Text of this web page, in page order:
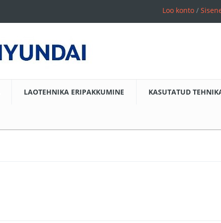
Loo konto/
LAOTEHNIKA ERIPAKKUMINE KASUTATUD